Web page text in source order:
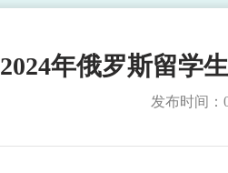
2024年俄罗斯留学
发布时间：